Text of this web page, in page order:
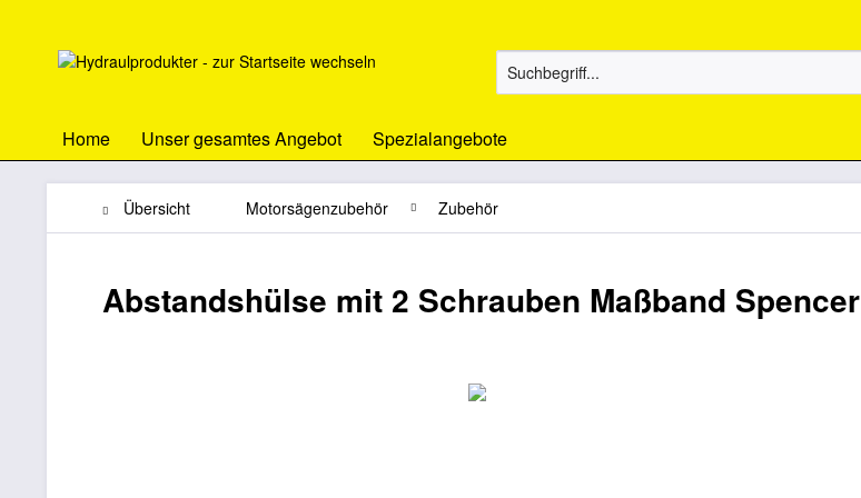
Home Unser gesamtes Angebot Spezialangebote
Übersicht Motorsägenzubehör Zubehör
Abstandshülse mit 2 Schrauben Maßband Spencer